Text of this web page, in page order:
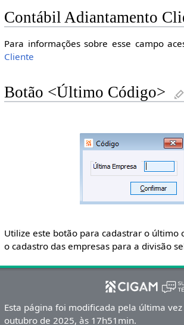
Contábil Adiantamento
Para informações sobre esse campo
Cliente
Botão <Último Código>
Utilize este botão para cadastrar o último
o cadastro das empresas para a divisão
Esta página foi modificada pela última
outubro de 2025, às 17h51min.